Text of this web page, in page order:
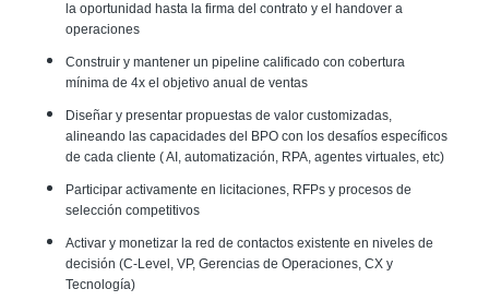
la oportunidad hasta la firma del contrato y el handover a
operaciones
Construir y mantener un pipeline calificado con cobertura
mínima de 4x el objetivo anual de ventas
Diseñar y presentar propuestas de valor customizadas,
alineando las capacidades del BPO con los desafíos específicos
de cada cliente ( AI, automatización, RPA, agentes virtuales, etc)
Participar activamente en licitaciones, RFPs y procesos de
selección competitivos
Activar y monetizar la red de contactos existente en niveles de
decisión (C-Level, VP, Gerencias de Operaciones, CX y
Tecnología)